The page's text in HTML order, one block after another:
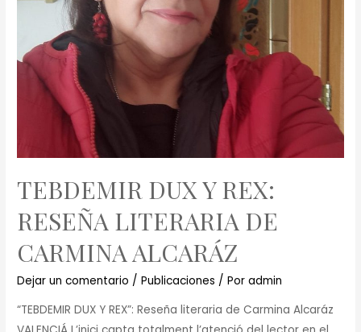
TEBDEMIR DUX Y REX:
RESEÑA LITERARIA DE
CARMINA ALCARÁZ
Dejar un comentario /Publicaciones / Poradmin
“TEBDEMIR DUX Y REX”: Reseña literaria de Carmina Alcaráz